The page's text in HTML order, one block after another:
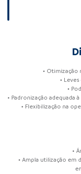
• Otimização
•
•
• Padronização adequada
• Flexibilização na
•
• Ampla utilização em